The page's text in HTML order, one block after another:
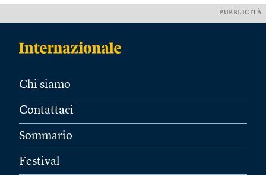
PUBBLICITÀ
Chi siamo
Contattaci
Sommario
Festival